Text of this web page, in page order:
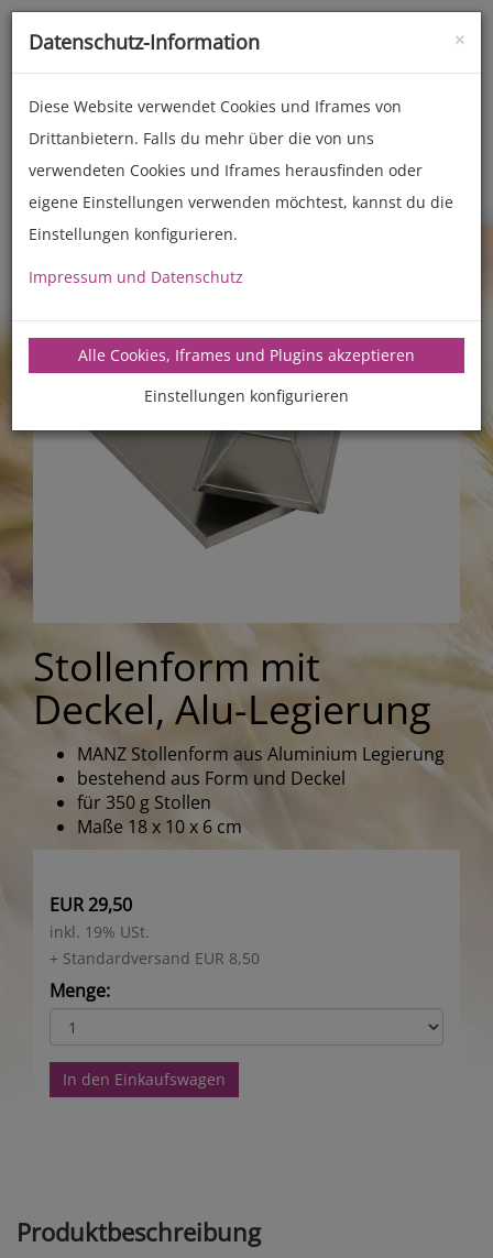
Toggle
Stollenform mit
Deckel, Alu-Legierung
MANZ Stollenform aus Aluminium Legierung
bestehend aus Form und Deckel
für 350 g Stollen
Maße 18 x 10 x 6 cm
EUR 29,50
inkl. 19% USt.
+ Standardversand EUR 8,50
Menge:
In den Einkaufswagen
Produktbeschreibung
×
Datenschutz-Information
Diese Website verwendet Cookies und Iframes von
Drittanbietern. Falls du mehr über die von uns
verwendeten Cookies und Iframes herausfinden oder
eigene Einstellungen verwenden möchtest, kannst du die
Einstellungen konfigurieren.
Impressum und Datenschutz
Alle Cookies, Iframes und Plugins akzeptieren
Einstellungen konfigurieren